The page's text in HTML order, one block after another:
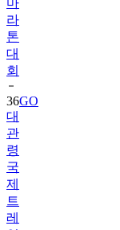
톤
대
회
36
대
관
령
국
제
트
레
일
런